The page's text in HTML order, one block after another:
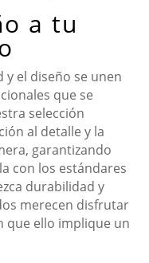
a tu
y el diseño se unen
que se
selección
al detalle y la
garantizando
con los estándares
durabilidad y
merecen disfrutar
que ello implique un